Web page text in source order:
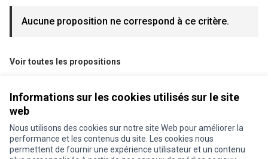
Informations sur les cookies utilisés sur le site
web
Nous utilisons des cookies sur notre site Web pour améliorer la
performance et les contenus du site. Les cookies nous
permettent de fournir une expérience utilisateur et un contenu
Aucune proposition ne correspond à ce critère.
Voir toutes les propositions